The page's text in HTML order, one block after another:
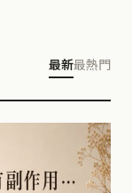
最新最熱門